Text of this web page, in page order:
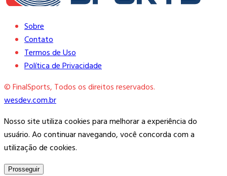
Sobre
Contato
Termos de Uso
Política de Privacidade
© FinalSports, Todos os direitos reservados.
wesdev.com.br
Nosso site utiliza cookies para melhorar a experiência do
usuário. Ao continuar navegando, você concorda com a
utilização de cookies.
Prosseguir